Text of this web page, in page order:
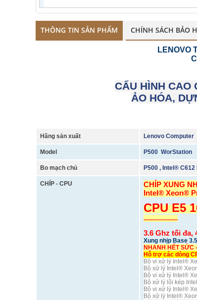
THÔNG TIN SẢN PHẨM CHÍNH SÁCH BẢO
LENOVO
CẤU HÌNH CAO
ẢO HÓA,
Hãng sản xuất Lenovo Computer
Model P500 WorStation
Bo mạch chủ P500 , Intel®
CHÍP - CPU
CHÍP XUNG
Intel® Xeon®
CPU E5
.......................
3.6 Ghz tối đa,
Xung nhịp Base
NHANH HẾT SỨC
Hỗ trợ các dòng
Bộ vi xử lý Intel®
Bộ xử lý Intel®
Bộ vi xử lý Intel®
Bộ xử lý lõi kép
Bộ vi xử lý Intel®
Bộ xử lý Intel®